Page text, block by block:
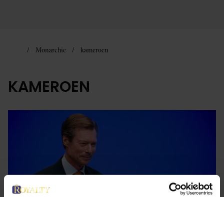
Monarchie kameroen
KAMEROEN